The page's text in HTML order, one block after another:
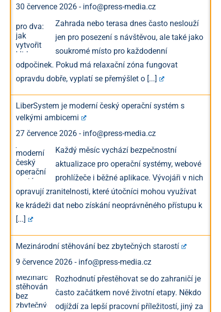
30 července 2026 - info@press-media.cz
Zahrada nebo terasa dnes často neslouží
jen pro posezení s návštěvou, ale také jako
soukromé místo pro každodenní
odpočinek. Pokud má relaxační zóna fungovat
opravdu dobře, vyplatí se přemýšlet o [...]
LiberSystem je moderní český operační systém s
velkými ambicemi
27 července 2026 - info@press-media.cz
Každý měsíc vychází bezpečnostní
aktualizace pro operační systémy, webové
prohlížeče i běžné aplikace. Vývojáři v nich
opravují zranitelnosti, které útočníci mohou využívat
ke krádeži dat nebo získání neoprávněného přístupu k
[...]
Mezinárodní stěhování bez zbytečných starostí
9 července 2026 - info@press-media.cz
Rozhodnutí přestěhovat se do zahraničí je
často začátkem nové životní etapy. Někdo
odjíždí za lepší pracovní příležitostí, jiný za